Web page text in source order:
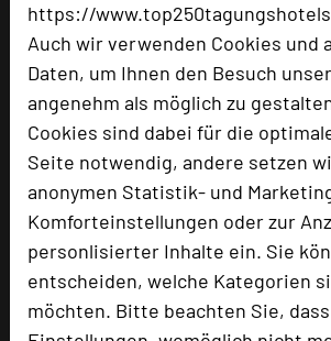
https://
Auch wir verwenden Cookies und
Daten, um Ihnen den Besuch
angenehm als möglich zu
Cookies sind dabei für die
Seite notwendig, andere setzen
anonymen Statistik- und
Komforteinstellungen oder zur
personlisierter Inhalte ein. Sie
entscheiden, welche Kategorien
möchten. Bitte beachten Sie,
zur Tagungsanfrage
Hotel bewerten
Hoteldaten
Max. Tagungskapazität (Personen)
U-Form
Parlamentarisch
Reihenbestuhlung